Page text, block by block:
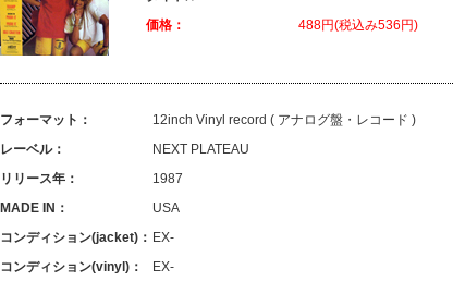
価格：
488円(税込み536円)
フォーマット：
12inch Vinyl record ( アナログ盤・レコード )
レーベル：
NEXT PLATEAU
リリース年：
1987
MADE IN：
USA
コンディション(jacket)： EX-
コンディション(vinyl)：
EX-